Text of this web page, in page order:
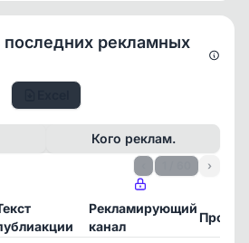
последних рекламных
Кого реклам.
›
Рекламирующий
канал